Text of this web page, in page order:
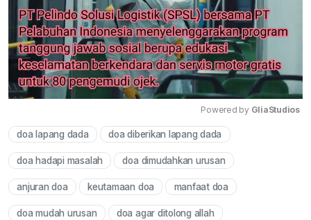
Powered by GliaStudios
doa lapang dada doa diberikan lapang dada
doa hadapi masalah doa dimudahkan urusan
anjuran doa keutamaan doa manfaat doa
doa mudah urusan doa agar ditolong allah